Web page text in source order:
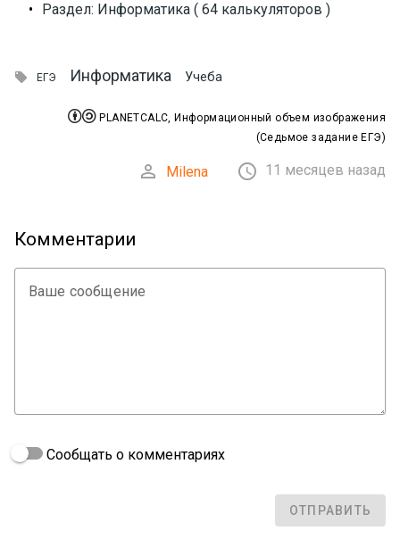
• Раздел: Информатика ( 64 калькуляторов )
 ЕГЭ Информатика Учеба
 PLANETCALC, Информационный объем изображения
(Cедьмое задание ЕГЭ)
 Milena  11 месяцев назад
Комментарии
Ваше сообщение
Сообщать о комментариях
ОТПРАВИТЬ